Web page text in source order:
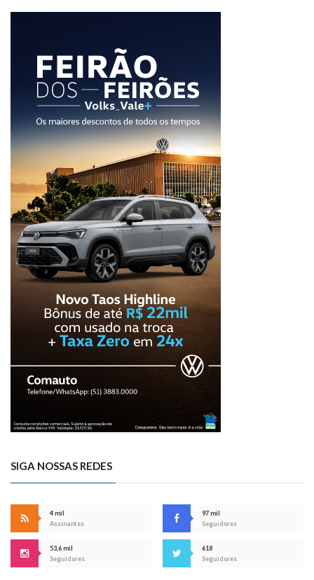
SIGA NOSSAS REDES
4 mil
Assinantes
97 mil
Seguidores
53,6 mil
Seguidores
618
Seguidores